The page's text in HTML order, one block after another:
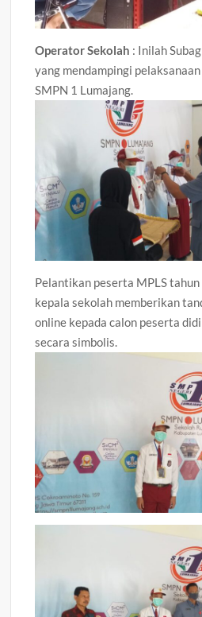
Operator Sekolah : Inilah
yang mendampingi
SMPN 1 Lumajang.
Pelantikan peserta MPLS
kepala sekolah memberikan
online kepada calon peserta
secara simbolis.